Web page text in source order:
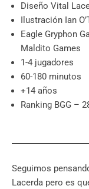
Diseño Vital
Ilustración Ian
Eagle Gryphon
Maldito Games
1-4 jugadores
60-180 minutos
+14 años
Ranking BGG –
Seguimos
Lacerda pero es